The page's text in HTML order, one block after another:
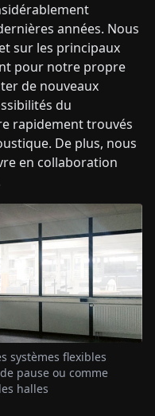
années. Nous
sur les principaux
pour notre propre
de nouveaux
du
rapidement trouvés
De plus, nous
en collaboration
systèmes flexibles
pause ou comme
halles